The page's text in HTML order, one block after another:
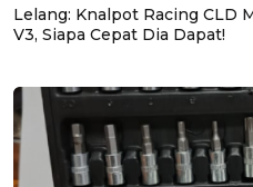
Lelang: Knalpot Racing CLD
V3, Siapa Cepat Dia Dapat!